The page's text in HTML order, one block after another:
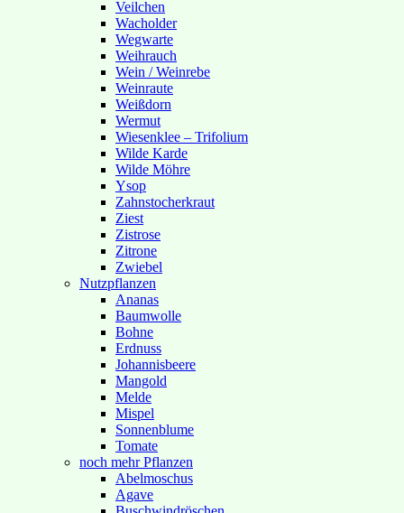
Veilchen
Wacholder
Wegwarte
Weihrauch
Wein / Weinrebe
Weinraute
Weißdorn
Wermut
Wiesenklee – Trifolium
Wilde Karde
Wilde Möhre
Ysop
Zahnstocherkraut
Ziest
Zistrose
Zitrone
Zwiebel
Nutzpflanzen
Ananas
Baumwolle
Bohne
Erdnuss
Johannisbeere
Mangold
Melde
Mispel
Sonnenblume
Tomate
noch mehr Pflanzen
Abelmoschus
Agave